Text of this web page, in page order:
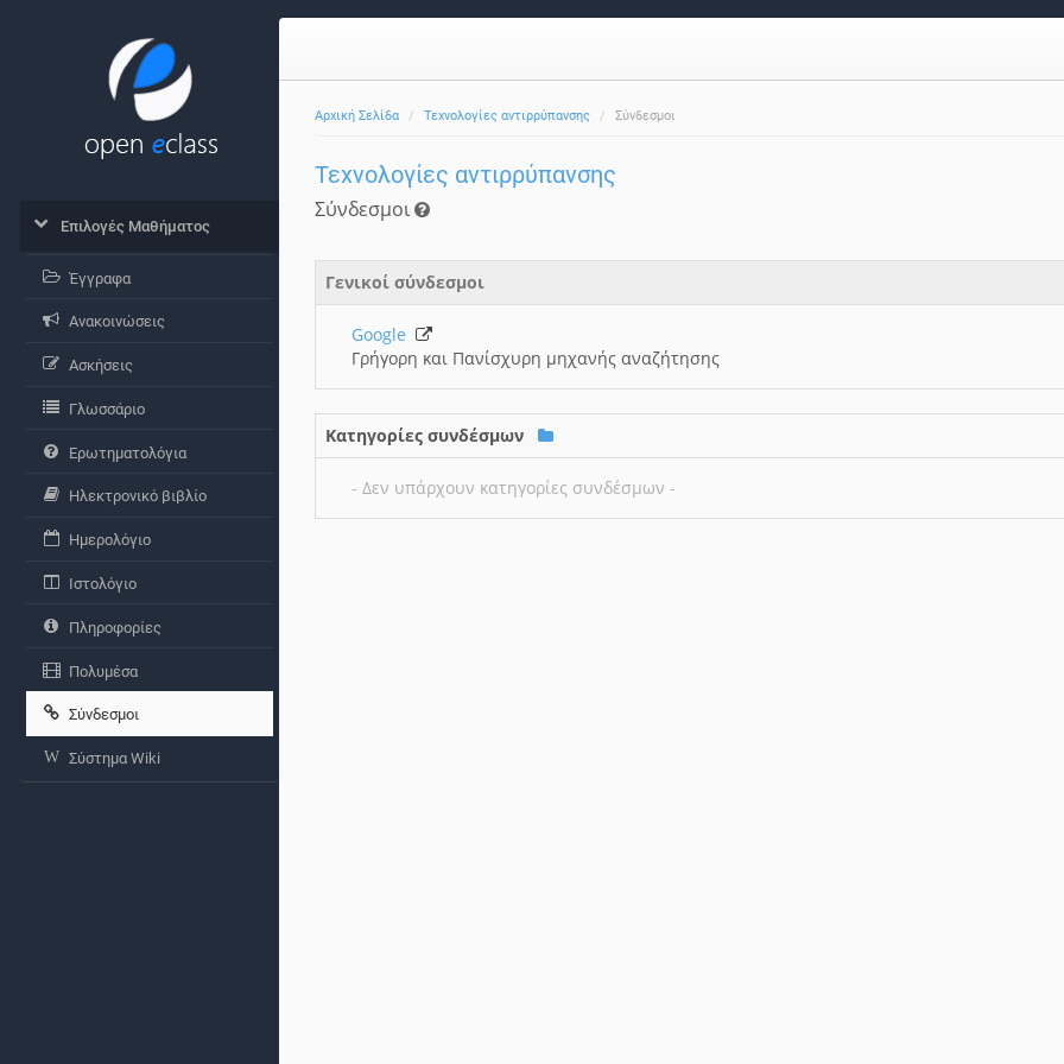
Αρχική Σελίδα Τεχνολογίες αντιρρύπανσης Σύνδεσμοι
Τεχνολογίες αντιρρύπανσης
Σύνδεσμοι
Γενικοί σύνδεσμοι
Google
Γρήγορη και Πανίσχυρη μηχανής αναζήτησης
Κατηγορίες συνδέσμων
- Δεν υπάρχουν κατηγορίες συνδέσμων -
Επιλογές Μαθήματος
Έγγραφα
Ανακοινώσεις
Ασκήσεις
Γλωσσάριο
Ερωτηματολόγια
Ηλεκτρονικό βιβλίο
Ημερολόγιο
Ιστολόγιο
Πληροφορίες
Πολυμέσα
Σύνδεσμοι
Σύστημα Wiki